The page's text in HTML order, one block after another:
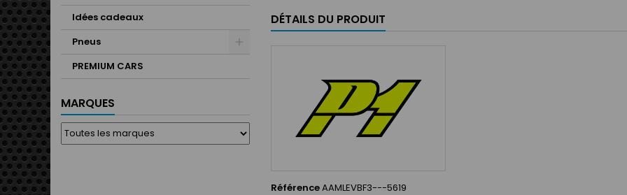
Idées cadeaux
Pneus
PREMIUM CARS
MARQUES
DÉTAILS DU PRODUIT
RéférenceAAMLEVBF3---5619